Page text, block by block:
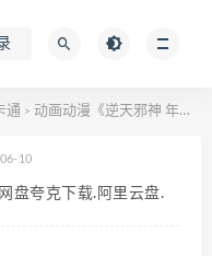
通 > 动画动漫《逆天邪神 年番》百度云网盘夸克下载.阿里云盘.中字.(2026)
10
盘夸克下载.阿里云盘.